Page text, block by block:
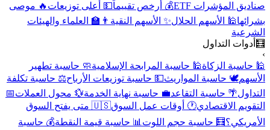
صناديق المؤشرات ETF
💰 أرخص تقييماً💵 أعلى توزيعات 🔥 موصى
بشرائها🕌 الأسهم الحلال✨ الأسهم النقية 👨‍🏫 العلماء والهيئات
الشرعية
🧮 أدوات التداول
›
🕌 حاسبة الزكاة🕌 حاسبة المرابحة الإسلامية🧼 حاسبة تطهير
الأسهم🕊️ حاسبة المواريث💵 حاسبة توزيعات الأرباح⚖️ حاسبة تكلفة
التداول🌴 حاسبة التقاعد💼 حاسبة نهاية الخدمة💱 محول العملات📅
التقويم الاقتصادي🕐 أوقات عمل السوق
🇺🇸 متى يفتح السوق
الأمريكي؟🧮 حاسبة حجم اللوت 📊 حاسبة قيمة النقطة💰 حاسبة